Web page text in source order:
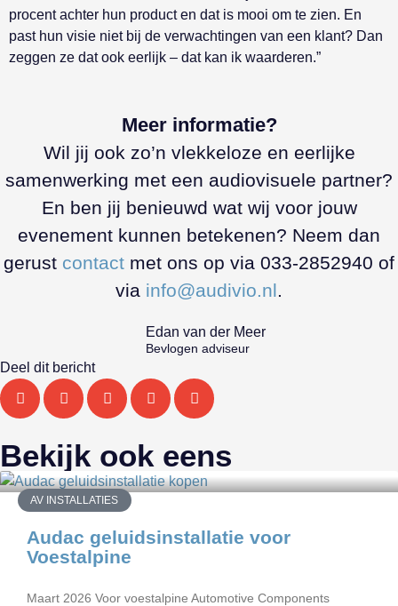
procent achter hun product en dat is mooi om te zien. En
past hun visie niet bij de verwachtingen van een klant? Dan
zeggen ze dat ook eerlijk – dat kan ik waarderen.”
Meer informatie?
Wil jij ook zo’n vlekkeloze en eerlijke
samenwerking met een audiovisuele partner?
En ben jij benieuwd wat wij voor jouw
evenement kunnen betekenen? Neem dan
gerust contact met ons op via 033-2852940 of
via info@audivio.nl.
Edan van der Meer
Bevlogen adviseur
Deel dit bericht
Bekijk ook eens
AV INSTALLATIES
Audac geluidsinstallatie voor
Voestalpine
Maart 2026 Voor voestalpine Automotive Components